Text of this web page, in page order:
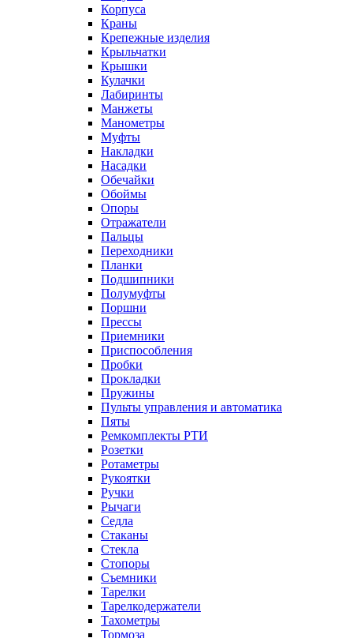
Корпуса
Краны
Крепежные изделия
Крыльчатки
Крышки
Кулачки
Лабиринты
Манжеты
Манометры
Муфты
Накладки
Насадки
Обечайки
Обоймы
Опоры
Отражатели
Пальцы
Переходники
Планки
Подшипники
Полумуфты
Поршни
Прессы
Приемники
Приспособления
Пробки
Прокладки
Пружины
Пульты управления и автоматика
Пяты
Ремкомплекты РТИ
Розетки
Ротаметры
Рукоятки
Ручки
Рычаги
Седла
Стаканы
Стекла
Стопоры
Съемники
Тарелки
Тарелкодержатели
Тахометры
Тормоза